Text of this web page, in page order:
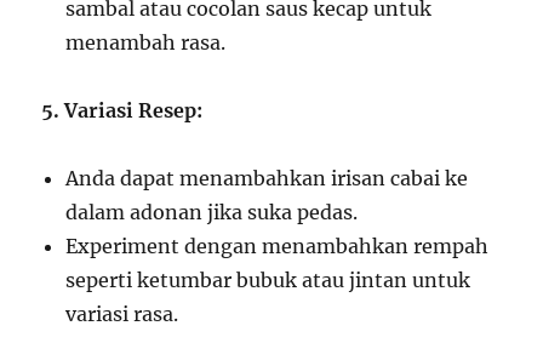
sambal atau cocolan saus kecap untuk
menambah rasa.
5. Variasi Resep:
Anda dapat menambahkan irisan cabai ke
dalam adonan jika suka pedas.
Experiment dengan menambahkan rempah
seperti ketumbar bubuk atau jintan untuk
variasi rasa.